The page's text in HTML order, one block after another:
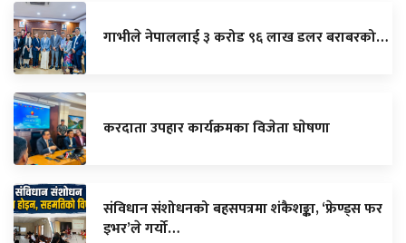
गाभीले नेपाललाई ३ करोड ९६ लाख डलर बराबरको…
करदाता उपहार कार्यक्रमका विजेता घाेषणा
संविधान संशोधनको बहसपत्रमा शंकैशङ्का, ‘फ्रेण्ड्स फर
इभर’ले गर्यो…